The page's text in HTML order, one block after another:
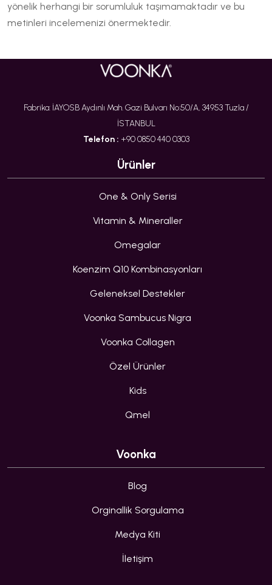
yönelik herhangi bir sorumluluk taşımamaktadır ve bu
metinleri incelemenizi önermektedir.
Fabrika: İAYOSB Aydınlı Mah. Gazi Bulvarı No:50/A, 34953 Tuzla /
İSTANBUL
Telefon : +90 0850 440 0303
Ürünler
One & Only Serisi
Vitamin & Mineraller
Omegalar
Koenzim Q10 Kombinasyonları
Geleneksel Destekler
Voonka Sambucus Nigra
Voonka Collagen
Özel Ürünler
Kids
Qmel
Voonka
Blog
Orginallik Sorgulama
Medya Kiti
İletişim